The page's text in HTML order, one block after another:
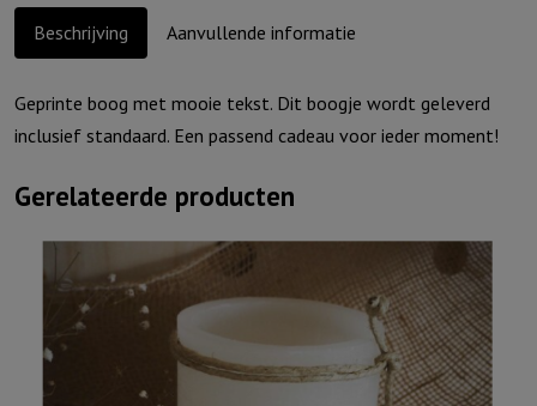
herder..
Beschrijving Aanvullende informatie
Geprinte boog met mooie tekst. Dit boogje wordt geleverd
inclusief standaard. Een passend cadeau voor ieder moment!
Gerelateerde producten